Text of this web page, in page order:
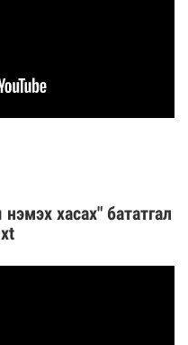
хасах" бататгал